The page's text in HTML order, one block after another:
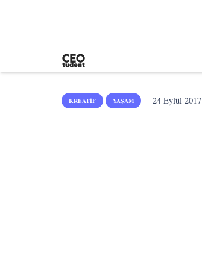
KREATIF YAŞAM 24 Eylül 2017